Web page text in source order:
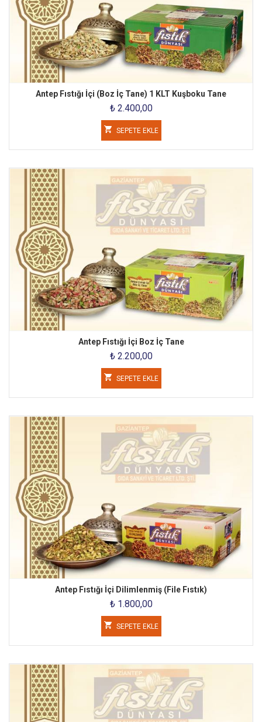
Antep Fıstığı İçi (Boz İç Tane) 1 KLT Kuşboku Tane
₺ 2.400,00
SEPETE EKLE
Antep Fıstığı İçi Boz İç Tane
₺ 2.200,00
SEPETE EKLE
Antep Fıstığı İçi Dilimlenmiş (File Fıstık)
₺ 1.800,00
SEPETE EKLE